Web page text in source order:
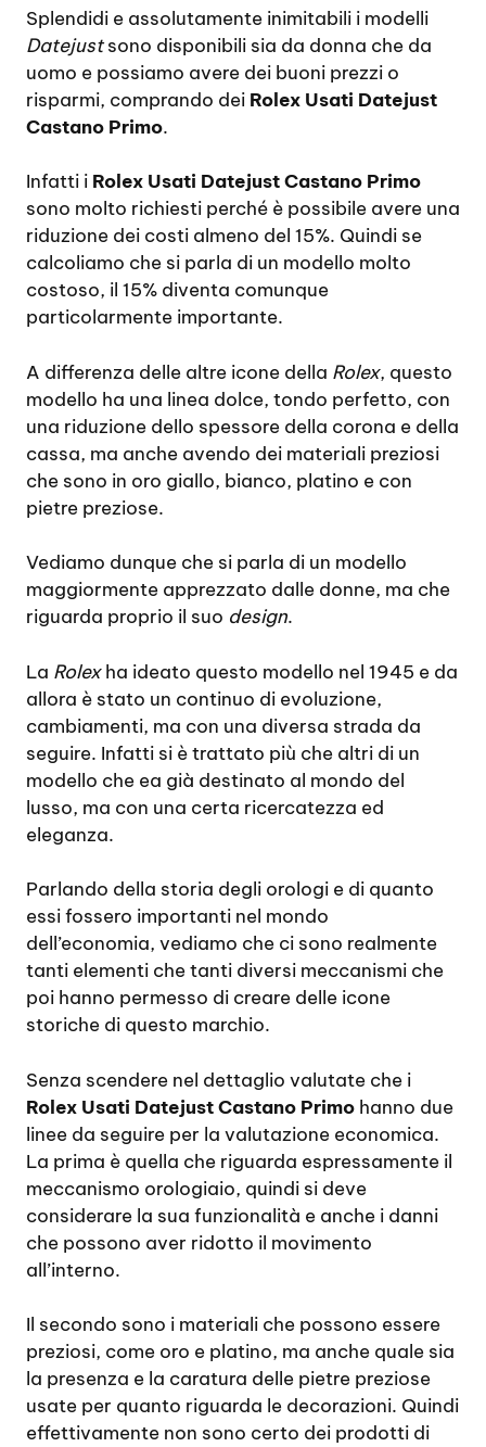
Splendidi e assolutamente inimitabili i modelli
Datejustsono disponibili sia da donna che da
uomo e possiamo avere dei buoni prezzi o
risparmi, comprando dei Rolex Usati Datejust
Castano Primo.
Infatti i Rolex Usati Datejust Castano Primo
sono molto richiesti perché è possibile avere una
riduzione dei costi almeno del 15%. Quindi se
calcoliamo che si parla di un modello molto
costoso, il 15% diventa comunque
particolarmente importante.
A differenza delle altre icone della Rolex, questo
modello ha una linea dolce, tondo perfetto, con
una riduzione dello spessore della corona e della
cassa, ma anche avendo dei materiali preziosi
che sono in oro giallo, bianco, platino e con
pietre preziose.
Vediamo dunque che si parla di un modello
maggiormente apprezzato dalle donne, ma che
riguarda proprio il suo design.
La Rolexha ideato questo modello nel 1945 e da
allora è stato un continuo di evoluzione,
cambiamenti, ma con una diversa strada da
seguire. Infatti si è trattato più che altri di un
modello che ea già destinato al mondo del
lusso, ma con una certa ricercatezza ed
eleganza.
Parlando della storia degli orologi e di quanto
essi fossero importanti nel mondo
dell’economia, vediamo che ci sono realmente
tanti elementi che tanti diversi meccanismi che
poi hanno permesso di creare delle icone
storiche di questo marchio.
Senza scendere nel dettaglio valutate che i
Rolex Usati Datejust Castano Primo hanno due
linee da seguire per la valutazione economica.
La prima è quella che riguarda espressamente il
meccanismo orologiaio, quindi si deve
considerare la sua funzionalità e anche i danni
che possono aver ridotto il movimento
all’interno.
Il secondo sono i materiali che possono essere
preziosi, come oro e platino, ma anche quale sia
la presenza e la caratura delle pietre preziose
usate per quanto riguarda le decorazioni. Quindi
effettivamente non sono certo dei prodotti di